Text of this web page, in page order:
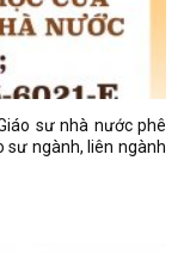
sư nhà nước phê
sư ngành, liên ngành